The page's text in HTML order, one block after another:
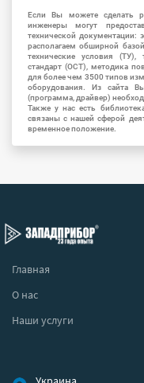
Если Вы можете сделать
инженеры могут
технической
располагаем обширной
технические условия (ТУ),
стандарт (ОСТ), методика
для более чем 3500 типов
оборудования. Из сайта
(программа, драйвер)
Также у нас есть
связаны с нашей сферой
временное положение.
Главная
О нас
Наши услуги